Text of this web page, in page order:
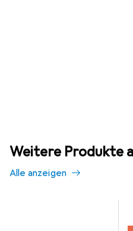
Alle anzeigen